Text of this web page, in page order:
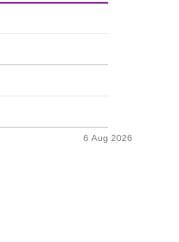
6 Aug 2026